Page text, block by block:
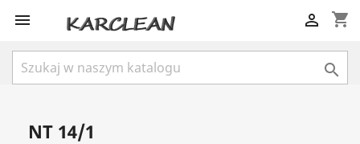
 shopping_cart


NT 14/1